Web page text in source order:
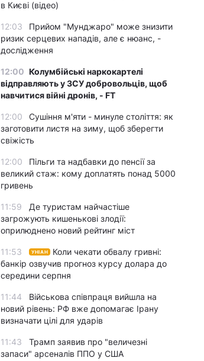
в Києві (відео)
12:03
Прийом "Мунджаро" може знизити
ризик серцевих нападів, але є нюанс, -
дослідження
12:00 Колумбійські наркокартелі
відправляють у ЗСУ добровольців, щоб
навчитися війні дронів, - FT
12:00
Сушіння м'яти - минуле століття: як
заготовити листя на зиму, щоб зберегти
свіжість
12:00
Пільги та надбавки до пенсії за
великий стаж: кому доплатять понад 5000
гривень
11:59
Де туристам найчастіше
загрожують кишенькові злодії:
оприлюднено новий рейтинг міст
11:53 УНІАН
Коли чекати обвалу гривні:
банкір озвучив прогноз курсу долара до
середини серпня
11:44
Військова співпраця вийшла на
новий рівень: РФ вже допомагає Ірану
визначати цілі для ударів
11:43
Трамп заявив про "величезні
запаси" арсеналів ППО у США